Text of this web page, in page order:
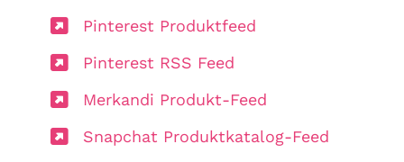
Pinterest Produktfeed
Pinterest RSS Feed
Merkandi Produkt-Feed
Snapchat Produktkatalog-Feed